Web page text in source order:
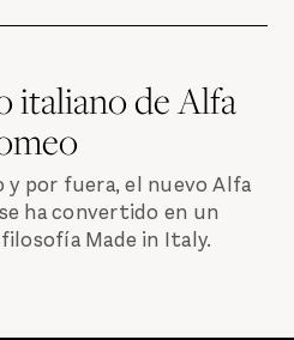
italiano de Alfa
y por fuera, el nuevo Alfa
ha convertido en un
Made in Italy.